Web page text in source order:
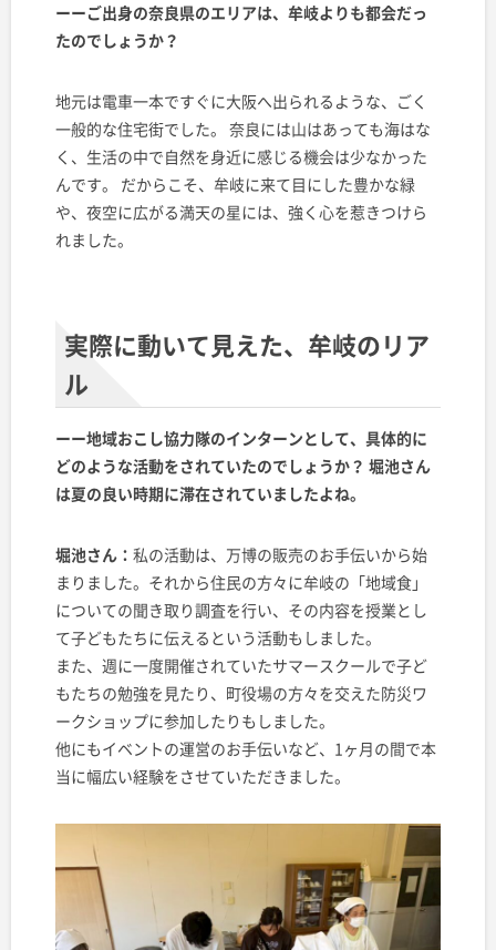
ーーご出身の奈良県のエリアは、牟岐よりも都会だっ
たのでしょうか？
地元は電車一本ですぐに大阪へ出られるような、ごく
一般的な住宅街でした。 奈良には山はあっても海はな
く、生活の中で自然を身近に感じる機会は少なかった
んです。 だからこそ、牟岐に来て目にした豊かな緑
や、夜空に広がる満天の星には、強く心を惹きつけら
れました。
実際に動いて見えた、牟岐のリア
ル
ーー地域おこし協力隊のインターンとして、具体的に
どのような活動をされていたのでしょうか？ 堀池さん
は夏の良い時期に滞在されていましたよね。
堀池さん： 私の活動は、万博の販売のお手伝いから始
まりました。それから住民の方々に牟岐の「地域食」
についての聞き取り調査を行い、その内容を授業とし
て子どもたちに伝えるという活動もしました。
また、週に一度開催されていたサマースクールで子ど
もたちの勉強を見たり、町役場の方々を交えた防災ワ
ークショップに参加したりもしました。
他にもイベントの運営のお手伝いなど、1ヶ月の間で本
当に幅広い経験をさせていただきました。